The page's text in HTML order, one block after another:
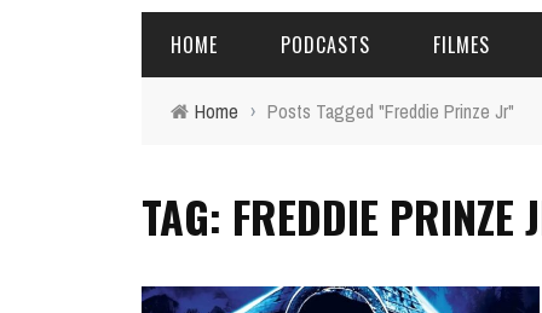
HOME PODCASTS
ALERTA DE SPOILER
FILMES
CINERAMA
Home › Posts Tagged "Freddie Prinze Jr"
TAG: FREDDIE PRINZE